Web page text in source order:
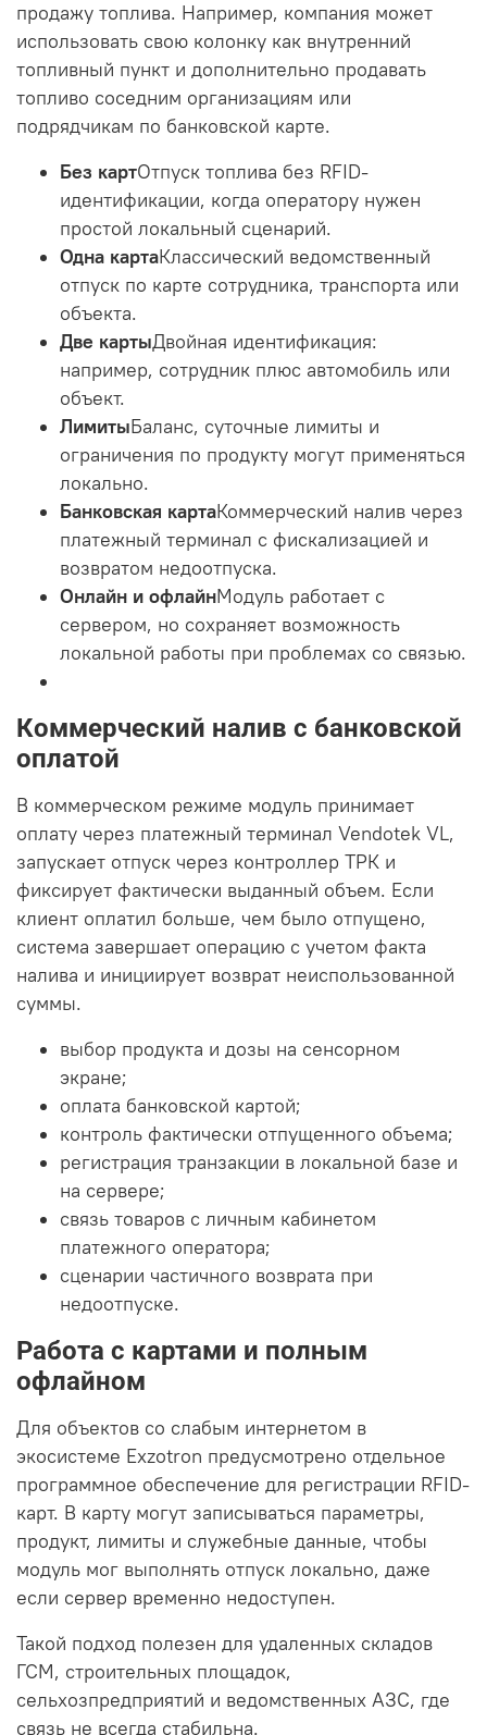
продажу топлива. Например, компания может
использовать свою колонку как внутренний
топливный пункт и дополнительно продавать
топливо соседним организациям или
подрядчикам по банковской карте.
Без картОтпуск топлива без RFID-
идентификации, когда оператору нужен
простой локальный сценарий.
Одна картаКлассический ведомственный
отпуск по карте сотрудника, транспорта или
объекта.
Две картыДвойная идентификация:
например, сотрудник плюс автомобиль или
объект.
ЛимитыБаланс, суточные лимиты и
ограничения по продукту могут применяться
локально.
Банковская картаКоммерческий налив через
платежный терминал с фискализацией и
возвратом недоотпуска.
Онлайн и офлайнМодуль работает с
сервером, но сохраняет возможность
локальной работы при проблемах со связью.
Коммерческий налив с банковской
оплатой
В коммерческом режиме модуль принимает
оплату через платежный терминал Vendotek VL,
запускает отпуск через контроллер ТРК и
фиксирует фактически выданный объем. Если
клиент оплатил больше, чем было отпущено,
система завершает операцию с учетом факта
налива и инициирует возврат неиспользованной
суммы.
выбор продукта и дозы на сенсорном
экране;
оплата банковской картой;
контроль фактически отпущенного объема;
регистрация транзакции в локальной базе и
на сервере;
связь товаров с личным кабинетом
платежного оператора;
сценарии частичного возврата при
недоотпуске.
Работа с картами и полным
офлайном
Для объектов со слабым интернетом в
экосистеме Exzotron предусмотрено отдельное
программное обеспечение для регистрации RFID-
карт. В карту могут записываться параметры,
продукт, лимиты и служебные данные, чтобы
модуль мог выполнять отпуск локально, даже
если сервер временно недоступен.
Такой подход полезен для удаленных складов
ГСМ, строительных площадок,
сельхозпредприятий и ведомственных АЗС, где
связь не всегда стабильна.